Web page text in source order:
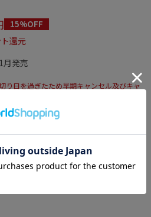
15%OFF
還元
月発売
り日を過ぎたため早期キャンセル及びキャ